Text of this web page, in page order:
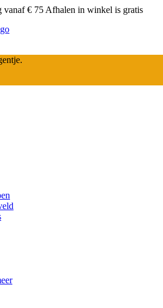
vanaf € 75 Afhalen in winkel is gratis